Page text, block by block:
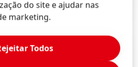
e Inclusão
do site e ajudar nas
marketing.
Todos